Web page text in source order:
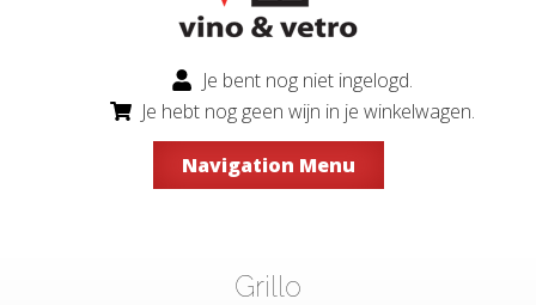
Je bent nog niet ingelogd.
Je hebt nog geen wijn in je winkelwagen.
Navigation Menu
Grillo